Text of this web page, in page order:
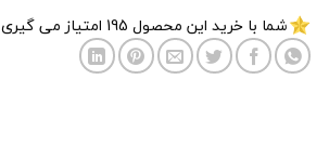
شما با خرید این محصول 195 امتیاز می گیری